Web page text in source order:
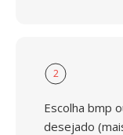
2
Escolha bmp
desejado